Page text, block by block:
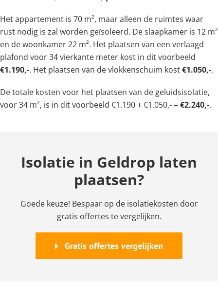
Het appartement is 70 m², maar alleen de ruimtes waar
rust nodig is zal worden geïsoleerd. De slaapkamer is 12 m²
en de woonkamer 22 m². Het plaatsen van een verlaagd
plafond voor 34 vierkante meter kost in dit voorbeeld
€1.190,-. Het plaatsen van de vlokkenschuim kost€1.050,-.
De totale kosten voor het plaatsen van de geluidsisolatie,
voor 34 m², is in dit voorbeeld €1.190 + €1.050,- =€2.240,-.
Isolatie in Geldrop laten
plaatsen?
Goede keuze! Bespaar op de isolatiekosten door
gratis offertes te vergelijken.
Gratis offertes vergelijken